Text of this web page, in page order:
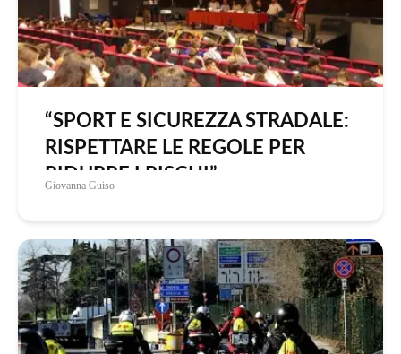
“SPORT E SICUREZZA STRADALE:
RISPETTARE LE REGOLE PER
RIDURRE I RISCHI”
Giovanna Guiso